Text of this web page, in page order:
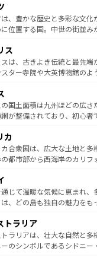
地方によって風土や気候が異
性で訪れる人を
一覧を参照してほしい。
広い魅力が詰まっている。華
美しいビーチ、そして豊かな
する。また、フランスは美
ャンパンの発祥地であるラ
ラベンダー畑など、多彩な
パリ以外の地域にも魅力が溢
に足を運ぶとそれぞれで全
きるだろう。 なお、新着のフラ
てほしい。
は、豊かな歴史と多彩な文
位置する国。中世の街並み
この国は、どこを歩いても
文化的活気、バイエルン州
イン川沿いのワイン畑といっ
好きな人にはぜひ体験してほしい。 な
報はコンテンツ一覧を参照
ス
は、古きよき伝統と最先端
スター寺院や大英博物館のよ
に異なる魅力がある。また
、ビール好きにはたまらな
本場だからこそできる体験
を参照してほしい。
の国土面積は九州ほどの広
が整備されており、初心者
そのまま残る町や、スイス
あり、アルプス観光だけで
きる。国民の所得が高いた
通費無料で観光を楽しむこともで
ス情報はコンテンツ一覧
カ
合衆国は、広大な土地と多
都市部から西海岸のカリフ
巨大都市は、観光、ショッ
が詰まった刺激的なスポッ
は大自然が広がり、グランド
ーオーリンズでは、音楽と
力。旅行者はアメリカの各
ら、その多様性と豊かな歴
沢な旅のスタイルだ。 なお、新着のアメリカ
じて温暖な気候に恵まれ、
、どの島も独自の魅力をも
見逃せない。また、定番の
静かな自然を求めるならマ
。エメラルドグリーンに輝
てなしの心で訪れる人々を
トラリア
ラリアは、壮大な自然と多
のシンボルであるシドニー
フや大陸中央部にそびえる